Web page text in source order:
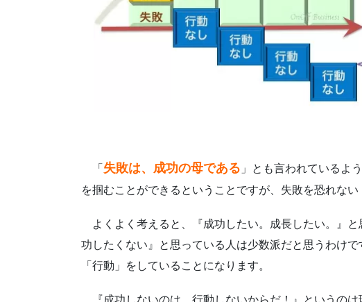
「 失敗は、成功の母である 」とも言われているよ
を掴むことができるということですが、失敗を恐れな
よくよく考えると、『成功したい。成長したい。』
功したくない』と思っている人は少数派だと思うわけ
「行動」をしていることになります。